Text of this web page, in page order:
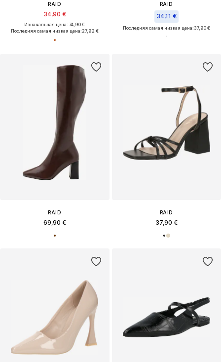
RAID
34,90 €
Изначальная цена: 74,90 €
Последняя самая низкая цена:27,92 €
RAID
34,11 €
Последняя самая низкая цена:37,90 €
RAID
69,90 €
RAID
37,90 €